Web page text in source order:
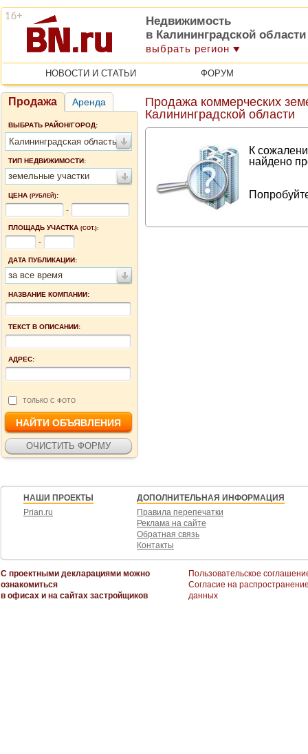
Недвижимость
в Калининградской области
выбрать регион
НОВОСТИ И СТАТЬИ ФОРУМ
Продажа Аренда
ВЫБРАТЬ РАЙОН/ГОРОД:
Калининградская область
ТИП НЕДВИЖИМОСТИ:
земельные участки
ЦЕНА (РУБЛЕЙ):
-
ПЛОЩАДЬ УЧАСТКА (СОТ.):
-
ДАТА ПУБЛИКАЦИИ:
за все время
НАЗВАНИЕ КОМПАНИИ:
ТЕКСТ В ОПИСАНИИ:
АДРЕС:
ТОЛЬКО С ФОТО
Продажа коммерческих
Калининградской области
К
найдено
НАШИ ПРОЕКТЫ
Prian.ru
ДОПОЛНИТЕЛЬНАЯ ИНФОРМАЦИЯ
Правила перепечатки
Реклама на сайте
Обратная связь
Контакты
С проектными декларациями можно
ознакомиться
в офисах и на сайтах застройщиков
Пользовательское
Согласие на
данных